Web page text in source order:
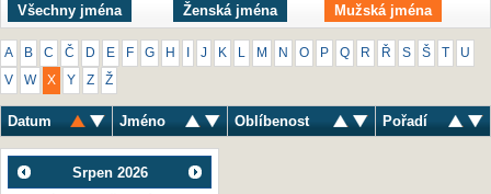
Všechny jména Ženská jména Mužská jména
A B C Č D E F G H J K M N O P Q R Ř S Š U
V W X Y Z Ž
Datum Jméno Oblíbenost Pořadí
Srpen 2026